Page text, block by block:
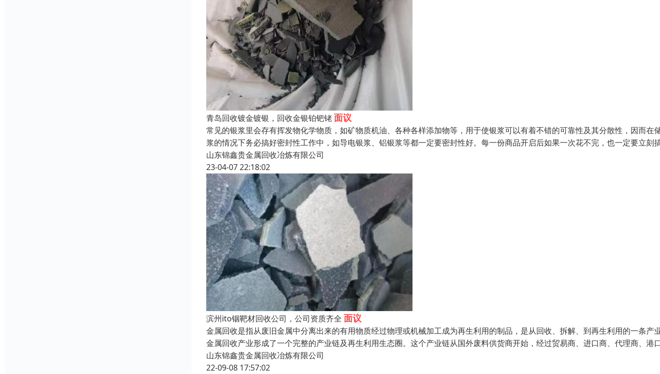
青岛回收镀金镀银，回收金银铂钯铑面议
常见的银浆里会存有挥发物化学物质，如矿物质机油、各种各样添加物等，用于使银浆可以有着不错的可靠性及其分散性，因而在
浆的情况下务必搞好密封性工作中，如导电银浆、铝银浆等都一定要密封性好。每一份商品开启后如果一次花不完，也一定要立刻
山东锦鑫贵金属回收冶炼有限公司
23-04-07 22:18:02
滨州ito铟靶材回收公司，公司资质齐全 面议
金属回收是指从废旧金属中分离出来的有用物质经过物理或机械加工成为再生利用的制品，是从回收、拆解、到再生利用的一条产
金属回收产业形成了一个完整的产业链及再生利用生态圈。这个产业链从国外废料供货商开始，经过贸易商、进口商、代理商、港
山东锦鑫贵金属回收冶炼有限公司
22-09-08 17:57:02